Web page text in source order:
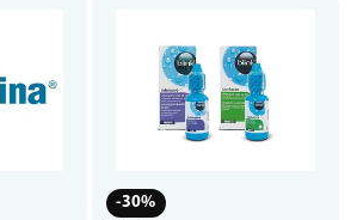
-30%